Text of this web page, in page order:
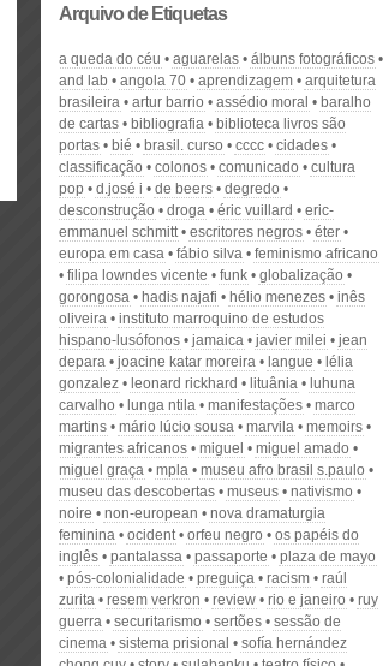
Arquivo de Etiquetas
a queda do céu aguarelas
álbuns fotográficos
and lab
angola 70 aprendizagem
arquitetura
brasileira
artur barrio assédio moral
baralho
de cartas
bibliografia
biblioteca livros são
portas
bié brasil. curso cccc
cidades
classificação
colonos comunicado
cultura
pop
d.josé i de beers
degredo
desconstrução
droga éric vuillard
eric-
emmanuel schmitt
escritores negros
éter
europa em casa
fábio silva
feminismo africano
filipa lowndes vicente
funk
globalização
gorongosa
hadis najafi hélio menezes
inês
oliveira
instituto marroquino de estudos
hispano-lusófonos
jamaica javier milei
jean
depara
joacine katar moreira langue
lélia
gonzalez
leonard rickhard lituânia
luhuna
carvalho
lunga ntila manifestações
marco
martins
mário lúcio sousa marvila
memoirs
migrantes africanos
miguel
miguel amado
miguel graça
mpla
museu afro brasil s.paulo
museu das descobertas
museus
nativismo
noire
non-european
nova dramaturgia
feminina
ocident orfeu negro
os papéis do
inglês
pantalassa passaporte
plaza de mayo
pós-colonialidade
preguiça racism
raúl
zurita
resem verkron review rio e janeiro
ruy
guerra
securitarismo sertões
sessão de
cinema
sistema prisional
sofía hernández